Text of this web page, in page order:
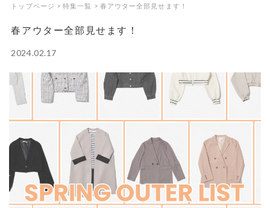
トップページ > 特集一覧 > 春アウター全部見せます！
春アウター全部見せます！
2024.02.17